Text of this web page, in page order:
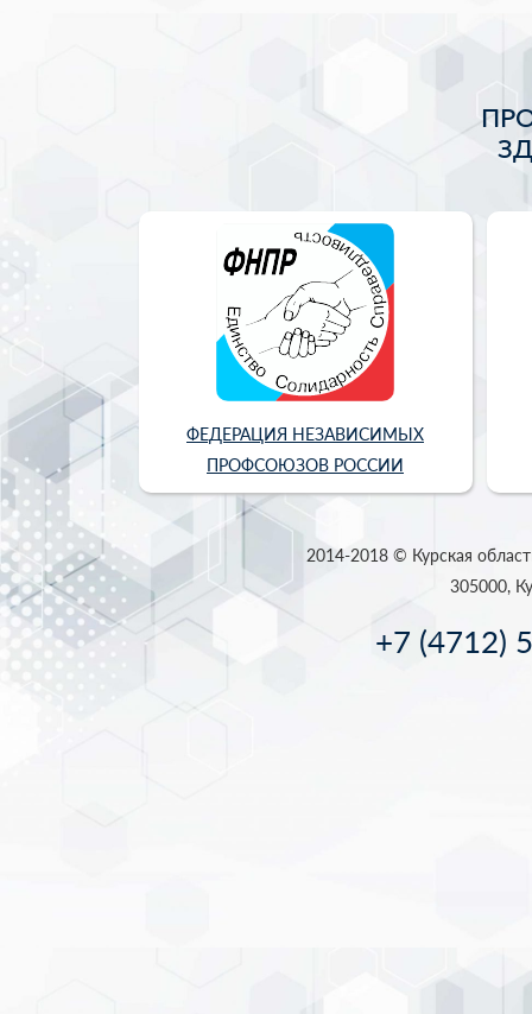
ФЕДЕРАЦИЯ НЕЗАВИСИМЫХ
ПРОФСОЮЗОВ РОССИИ
2014-2018 © Курская
305000,
+7 (4712)